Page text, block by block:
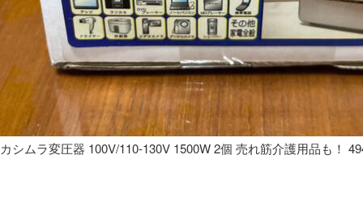
カシムラ変圧器 100V/110-130V 1500W 2個 売れ筋介護用品も！